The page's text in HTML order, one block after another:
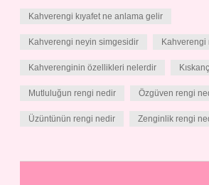
Kahverengi kıyafet ne anlama gelir
Kahverengi neyin simgesidir Kahverengi
Kahverenginin özellikleri nelerdir
Mutluluğun rengi nedir Özgüven rengi
Üzüntünün rengi nedir Zenginlik rengi